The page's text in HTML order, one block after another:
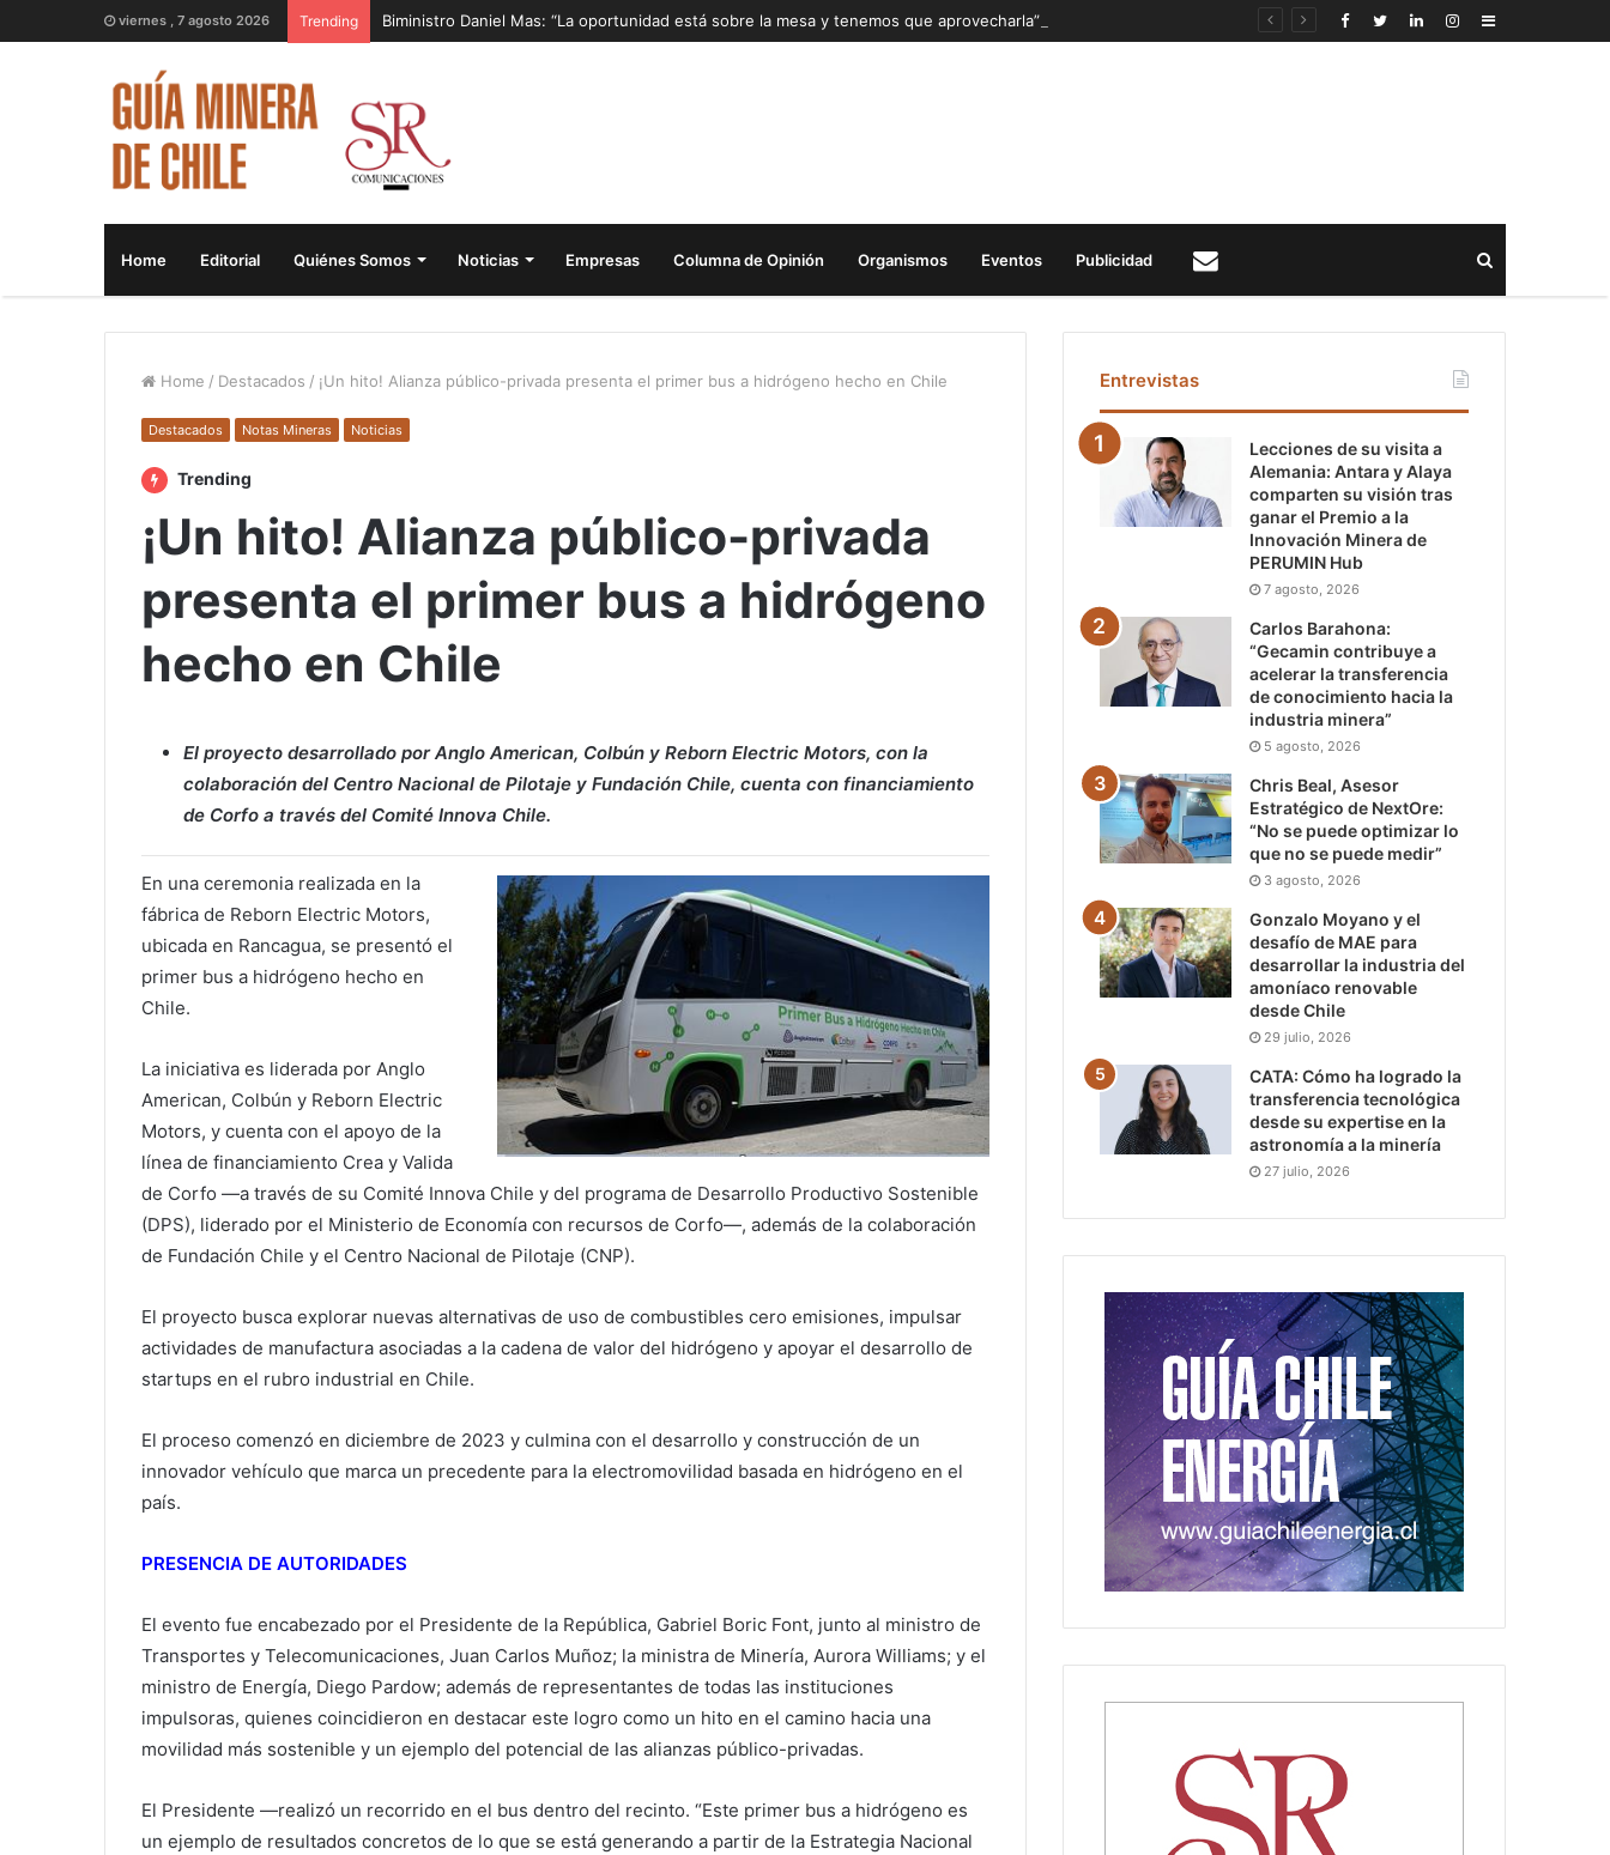
viernes , 7 agosto 2026 Trending Biministro Daniel Mas: “La oportunidad está sobre la mesa y tenemos que aprovecharla” Sidebar
Home Editorial Quiénes Somos Noticias Empresas Columna de Opinión Organismos Eventos Publicidad
Home / Destacados / ¡Un hito! Alianza público-privada presenta el primer bus a hidrógeno hecho en Chile
Destacados Notas Mineras Noticias
Trending
¡Un hito! Alianza público-privada
presenta el primer bus a hidrógeno
hecho en Chile
El proyecto desarrollado por Anglo American, Colbún y Reborn Electric Motors, con la
colaboración del Centro Nacional de Pilotaje y Fundación Chile, cuenta con financiamiento
de Corfo a través del Comité Innova Chile.
En una ceremonia realizada en la
fábrica de Reborn Electric Motors,
ubicada en Rancagua, se presentó el
primer bus a hidrógeno hecho en
Chile.
La iniciativa es liderada por Anglo
American, Colbún y Reborn Electric
Motors, y cuenta con el apoyo de la
línea de financiamiento Crea y Valida
de Corfo —a través de su Comité Innova Chile y del programa de Desarrollo Productivo Sostenible
(DPS), liderado por el Ministerio de Economía con recursos de Corfo—, además de la colaboración
de Fundación Chile y el Centro Nacional de Pilotaje (CNP).
El proyecto busca explorar nuevas alternativas de uso de combustibles cero emisiones, impulsar
actividades de manufactura asociadas a la cadena de valor del hidrógeno y apoyar el desarrollo de
startups en el rubro industrial en Chile.
El proceso comenzó en diciembre de 2023 y culmina con el desarrollo y construcción de un
innovador vehículo que marca un precedente para la electromovilidad basada en hidrógeno en el
país.
PRESENCIA DE AUTORIDADES
El evento fue encabezado por el Presidente de la República, Gabriel Boric Font, junto al ministro de
Transportes y Telecomunicaciones, Juan Carlos Muñoz; la ministra de Minería, Aurora Williams; y el
ministro de Energía, Diego Pardow; además de representantes de todas las instituciones
impulsoras, quienes coincidieron en destacar este logro como un hito en el camino hacia una
movilidad más sostenible y un ejemplo del potencial de las alianzas público-privadas.
El Presidente —realizó un recorrido en el bus dentro del recinto. “Este primer bus a hidrógeno es
un ejemplo de resultados concretos de lo que se está generando a partir de la Estrategia Nacional
Entrevistas
Lecciones de su visita a
Alemania: Antara y Alaya
comparten su visión tras
ganar el Premio a la
Innovación Minera de
PERUMIN Hub
7 agosto, 2026
Carlos Barahona:
“Gecamin contribuye a
acelerar la transferencia
de conocimiento hacia la
industria minera”
5 agosto, 2026
Chris Beal, Asesor
Estratégico de NextOre:
“No se puede optimizar lo
que no se puede medir”
3 agosto, 2026
Gonzalo Moyano y el
desafío de MAE para
desarrollar la industria del
amoníaco renovable
desde Chile
29 julio, 2026
CATA: Cómo ha logrado la
transferencia tecnológica
desde su expertise en la
astronomía a la minería
27 julio, 2026